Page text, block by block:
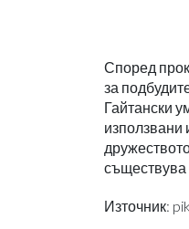
Според
за
Гайтански
използвани
съществува
Източник: